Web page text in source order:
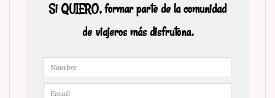
Si QUIERO, formar parte de la comunidad
de viajeros más disfrutona.